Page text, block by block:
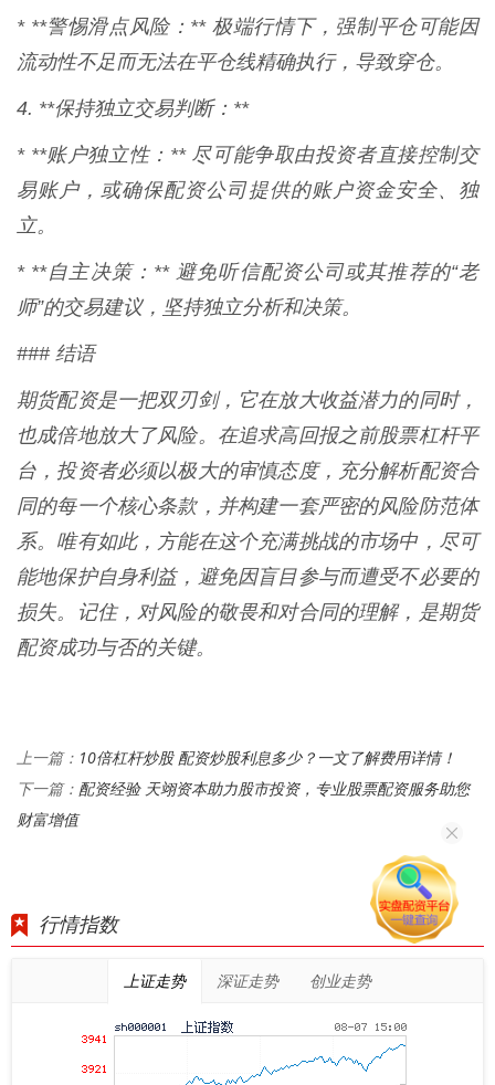
* **警惕滑点风险：** 极端行情下，强制平仓可能因
流动性不足而无法在平仓线精确执行，导致穿仓。
4. **保持独立交易判断：**
* **账户独立性：** 尽可能争取由投资者直接控制交
易账户，或确保配资公司提供的账户资金安全、独
立。
* **自主决策：** 避免听信配资公司或其推荐的“老
师”的交易建议，坚持独立分析和决策。
### 结语
期货配资是一把双刃剑，它在放大收益潜力的同时，
也成倍地放大了风险。在追求高回报之前股票杠杆平
台，投资者必须以极大的审慎态度，充分解析配资合
同的每一个核心条款，并构建一套严密的风险防范体
系。唯有如此，方能在这个充满挑战的市场中，尽可
能地保护自身利益，避免因盲目参与而遭受不必要的
损失。记住，对风险的敬畏和对合同的理解，是期货
配资成功与否的关键。
上一篇： 10倍杠杆炒股 配资炒股利息多少？一文了解费用详情！
下一篇： 配资经验 天翊资本助力股市投资，专业股票配资服务助您
财富增值
行情指数
上证走势 深证走势 创业走势